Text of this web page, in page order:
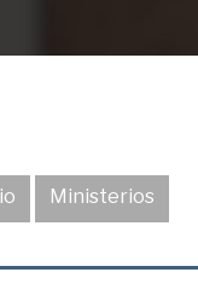
Ministerios